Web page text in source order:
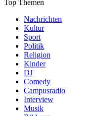
Top Themen
Nachrichten
Kultur
Sport
Politik
Religion
Kinder
DJ
Comedy
Campusradio
Interview
Musik